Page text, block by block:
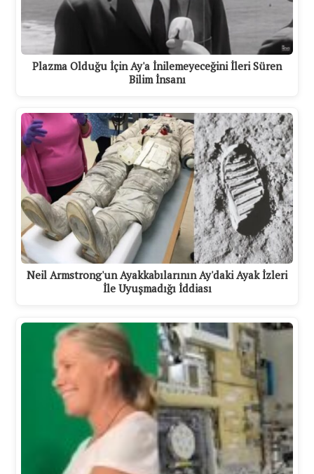
Plazma Olduğu İçin Ay'a İnilemeyeceğini İleri Süren
Bilim İnsanı
Neil Armstrong'un Ayakkabılarının Ay'daki Ayak İzleri
İle Uyuşmadığı İddiası